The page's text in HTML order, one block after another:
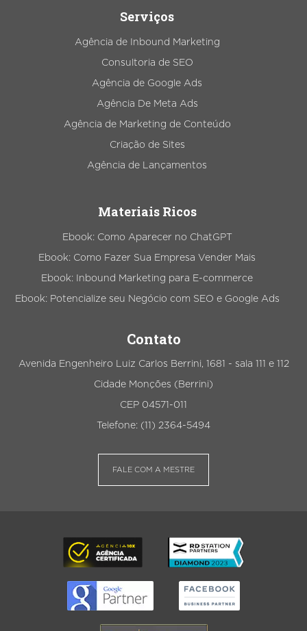
Serviços
Agência de Inbound Marketing
Consultoria de SEO
Agência de Google Ads
Agência De Meta Ads
Agência de Marketing de Conteúdo
Criação de Sites
Agência de Lançamentos
Materiais Ricos
Ebook: Como Aparecer no ChatGPT
Ebook: Como Fazer Sua Empresa Vender Mais
Ebook: Inbound Marketing para E-commerce
Ebook: Potencialize seu Negócio com SEO e Google Ads
Contato
Avenida Engenheiro Luiz Carlos Berrini, 1681 - sala 111 e 112
Cidade Monções (Berrini)
CEP 04571-011
Telefone: (11) 2364-5494
FALE COM A MESTRE